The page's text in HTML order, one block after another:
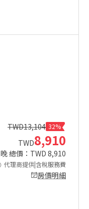
TWD13,104 32%
TWD8,910
晚 總價：TWD 8,910
代理商提供|含稅服務費
房價明細